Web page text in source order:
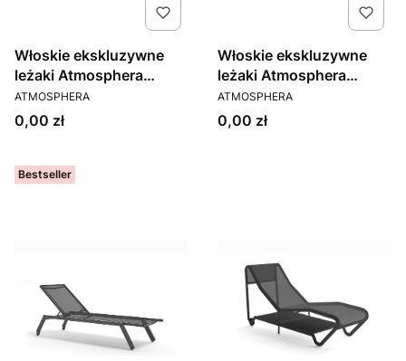
Włoskie ekskluzywne
leżaki Atmosphera
model Infinity
PRODUCENT
ATMOSPHERA
Cena
0,00 zł
Włoskie ekskluzywne
leżaki Atmosphera
model Nevada
PRODUCENT
ATMOSPHERA
Cena
0,00 zł
Bestseller